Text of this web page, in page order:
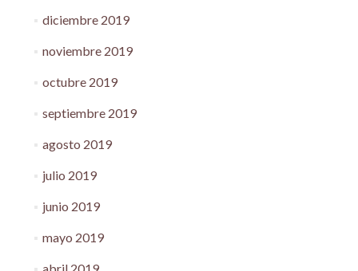
diciembre 2019
noviembre 2019
octubre 2019
septiembre 2019
agosto 2019
julio 2019
junio 2019
mayo 2019